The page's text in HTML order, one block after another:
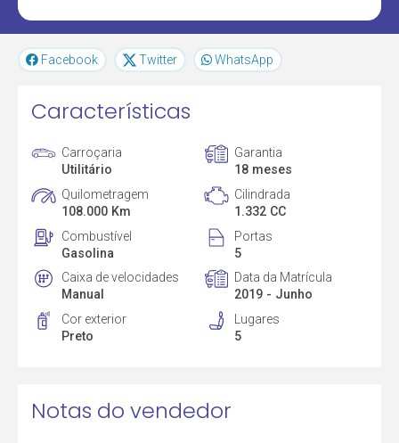
Facebook Twitter WhatsApp
Características
Carroçaria
Utilitário
Garantia
18 meses
Quilometragem
108.000 Km
Cilindrada
1.332 CC
Combustível
Gasolina
Portas
5
Caixa de velocidades
Manual
Data da Matrícula
2019 - Junho
Cor exterior
Preto
Lugares
5
Notas do vendedor